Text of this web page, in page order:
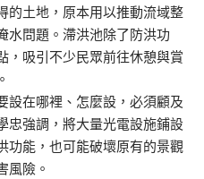
的土地，原本用以推動流域整
水問題。滯洪池除了防洪功
，吸引不少民眾前往休憩與賞
設在哪裡、怎麼設，必須顧及
忠強調，將大量光電設施鋪設
功能，也可能破壞原有的景觀
風險。